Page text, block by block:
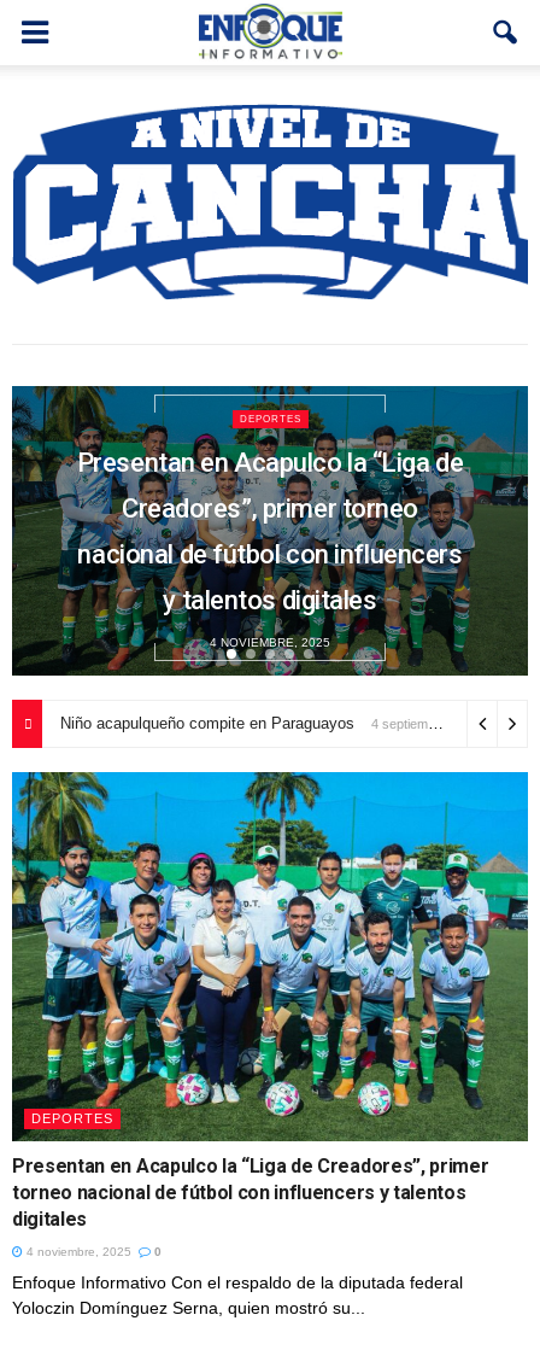
DEPORTES
Presentan en Acapulco la “Liga de
Creadores”, primer torneo
nacional de fútbol con influencers
y talentos digitales
4 NOVIEMBRE, 2025
DEPORTES
Niño acapulqueño compite en
Paraguayos
4 SEPTIEMBRE, 2024
Niño acapulqueño compite en Paraguayos 4 septiembre, 2024
DEPORTES
Presentan en Acapulco la “Liga de Creadores”, primer
torneo nacional de fútbol con influencers y talentos
digitales
4 noviembre, 2025 0
Enfoque Informativo Con el respaldo de la diputada federal
Yoloczin Domínguez Serna, quien mostró su...